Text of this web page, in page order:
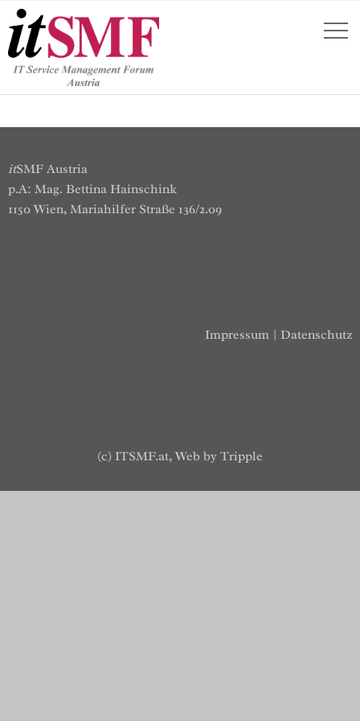
itSMF Austria
p.A: Mag. Bettina Hainschink
1150 Wien, Mariahilfer Straße 136/2.09
Impressum | Datenschutz
(c) ITSMF.at, Web by Tripple